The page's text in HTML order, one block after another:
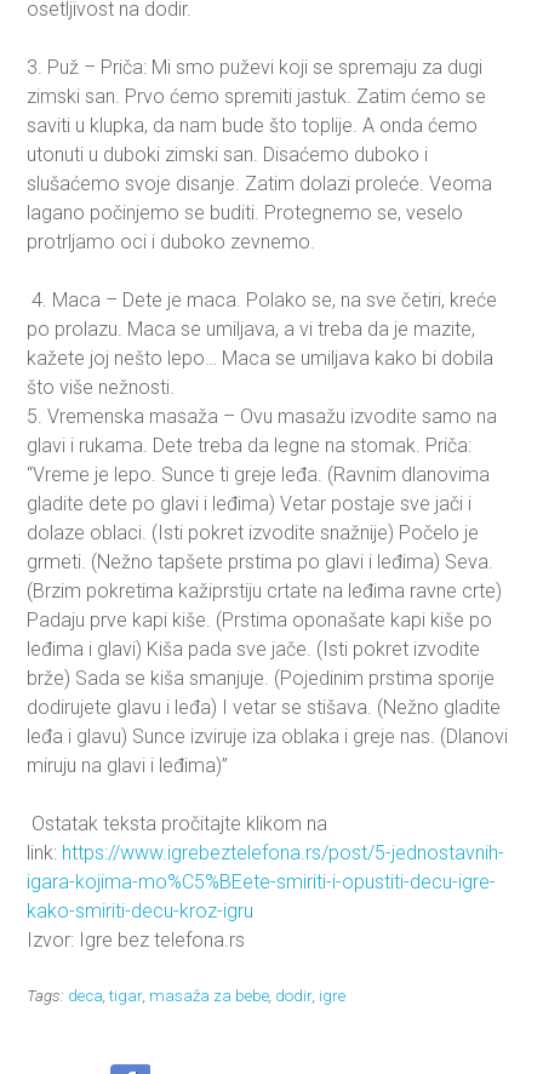
osetljivost na dodir.
3. Puž – Priča: Mi smo puževi koji se spremaju za dugi
zimski san. Prvo ćemo spremiti jastuk. Zatim ćemo se
saviti u klupka, da nam bude što toplije. A onda ćemo
utonuti u duboki zimski san. Disaćemo duboko i
slušaćemo svoje disanje. Zatim dolazi proleće. Veoma
lagano počinjemo se buditi. Protegnemo se, veselo
protrljamo oci i duboko zevnemo.
4. Maca – Dete je maca. Polako se, na sve četiri, kreće
po prolazu. Maca se umiljava, a vi treba da je mazite,
kažete joj nešto lepo… Maca se umiljava kako bi dobila
što više nežnosti.
5. Vremenska masaža – Ovu masažu izvodite samo na
glavi i rukama. Dete treba da legne na stomak. Priča:
“Vreme je lepo. Sunce ti greje leđa. (Ravnim dlanovima
gladite dete po glavi i leđima) Vetar postaje sve jači i
dolaze oblaci. (Isti pokret izvodite snažnije) Počelo je
grmeti. (Nežno tapšete prstima po glavi i leđima) Seva.
(Brzim pokretima kažiprstiju crtate na leđima ravne crte)
Padaju prve kapi kiše. (Prstima oponašate kapi kiše po
leđima i glavi) Kiša pada sve jače. (Isti pokret izvodite
brže) Sada se kiša smanjuje. (Pojedinim prstima sporije
dodirujete glavu i leđa) I vetar se stišava. (Nežno gladite
leđa i glavu) Sunce izviruje iza oblaka i greje nas. (Dlanovi
miruju na glavi i leđima)”
Ostatak teksta pročitajte klikom na
link: https://www.igrebeztelefona.rs/post/5-jednostavnih-
igara-kojima-mo%C5%BEete-smiriti-i-opustiti-decu-igre-
kako-smiriti-decu-kroz-igru
Izvor: Igre bez telefona.rs
Tags: deca ,tigar masaža za bebe dodir igre